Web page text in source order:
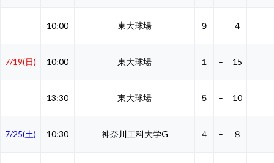
10:00 東大球場 ９ – ４
7/19(日) 10:00 東大球場 １ – 15
13:30 東大球場 ５ – 10
7/25(土) 10:30 神奈川工科大学G ４ – ８